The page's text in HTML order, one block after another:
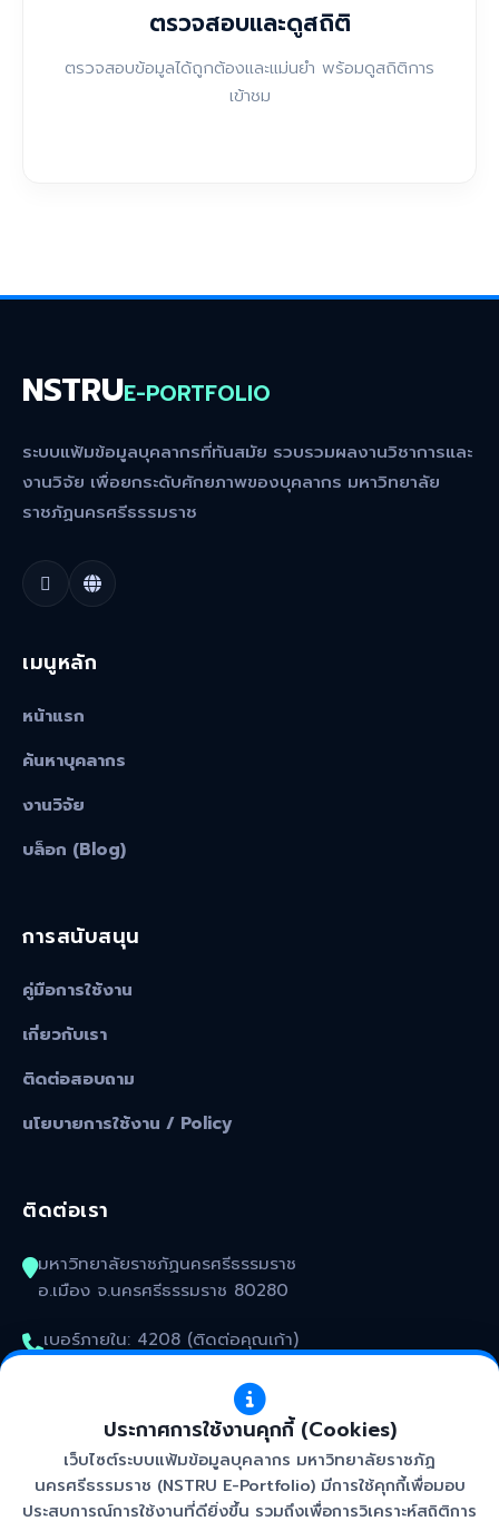
ตรวจสอบและดูสถิติ
ตรวจสอบข้อมูลได้ถูกต้องและแม่นยำ พร้อมดูสถิติการ
เข้าชม
NSTRUE-PORTFOLIO
ระบบแฟ้มข้อมูลบุคลากรที่ทันสมัย รวบรวมผลงานวิชาการและ
งานวิจัย เพื่อยกระดับศักยภาพของบุคลากร มหาวิทยาลัย
ราชภัฏนครศรีธรรมราช
เมนูหลัก
หน้าแรก
ค้นหาบุคลากร
งานวิจัย
บล็อก (Blog)
การสนับสนุน
คู่มือการใช้งาน
เกี่ยวกับเรา
ติดต่อสอบถาม
นโยบายการใช้งาน / Policy
ติดต่อเรา
มหาวิทยาลัยราชภัฏนครศรีธรรมราช
อ.เมือง จ.นครศรีธรรมราช 80280
เบอร์ภายใน: 4208 (ติดต่อคุณเก้า)
kunakorn_won@nstru.ac.th
ประกาศการใช้งานคุกกี้ (Cookies)
เว็บไซต์ระบบแฟ้มข้อมูลบุคลากร มหาวิทยาลัยราชภัฏ
นครศรีธรรมราช (NSTRU E-Portfolio) มีการใช้คุกกี้เพื่อมอบ
ประสบการณ์การใช้งานที่ดียิ่งขึ้น รวมถึงเพื่อการวิเคราะห์สถิติการ